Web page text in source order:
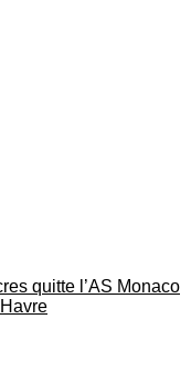
quitte l’AS Monaco